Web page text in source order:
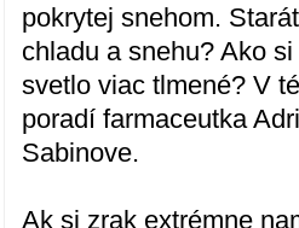
pokrytej snehom.
chladu a snehu? Ako
svetlo viac tlmené? V
poradí farmaceutka
Sabinove.
Ak si zrak extrémne